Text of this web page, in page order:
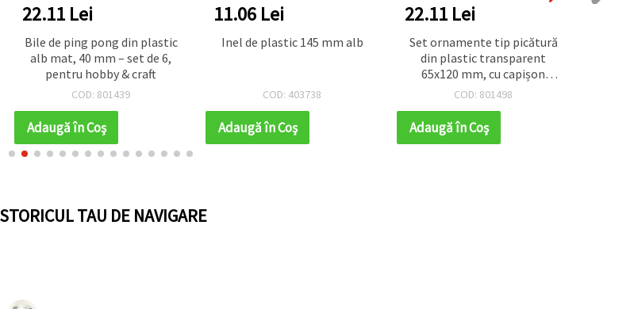
22.11 Lei
Bile de ping pong din plastic
alb mat, 40 mm – set de 6,
pentru hobby & craft
COD: 801439
Adaugă în Coş
11.06 Lei
Inel de plastic 145 mm alb
COD: 403738
Adaugă în Coş
22.11 Lei
Set ornamente tip picătură
din plastic transparent
65x120 mm, cu capișon
metalic (25x25x10 mm) și
mm
COD: 801498
Adaugă în Coş
TAU DE NAVIGARE